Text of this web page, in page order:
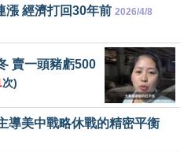
漲 經濟打回30年前 2026/4/8
賣一頭豬虧500
次)
導美中戰略休戰的精密平衡